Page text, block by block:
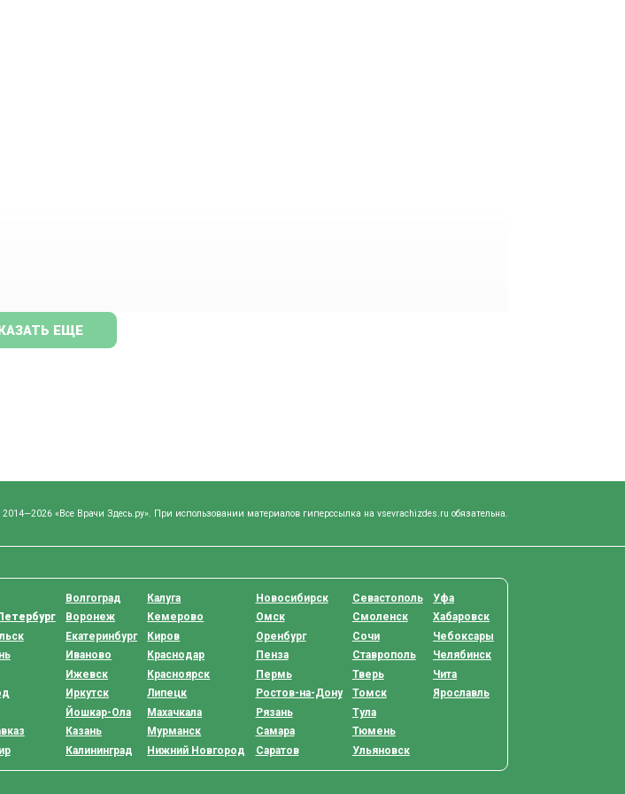
ЕЩЕ
«Все Врачи Здесь.ру». При использовании материалов гиперссылка на vsevrachizdes.ru обязательна.
Волгоград
Воронеж
Екатеринбург
Иваново
Ижевск
Иркутск
Йошкар-Ола
Казань
Калининград
Калуга
Кемерово
Киров
Краснодар
Красноярск
Липецк
Махачкала
Мурманск
Нижний Новгород
Новосибирск
Омск
Оренбург
Пенза
Пермь
Ростов-на-Дону
Рязань
Самара
Саратов
Севастополь
Смоленск
Сочи
Ставрополь
Тверь
Томск
Тула
Тюмень
Ульяновск
Уфа
Хабаровск
Чебоксары
Челябинск
Чита
Ярославль